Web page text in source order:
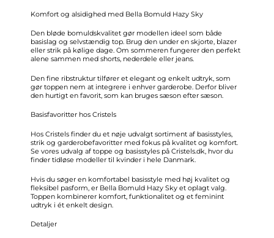
Komfort og alsidighed med Bella Bomuld Hazy Sky
Den bløde bomuldskvalitet gør modellen ideel som både
basislag og selvstændig top. Brug den under en skjorte, blazer
eller strik på kølige dage. Om sommeren fungerer den perfekt
alene sammen med shorts, nederdele eller jeans.
Den fine ribstruktur tilfører et elegant og enkelt udtryk, som
gør toppen nem at integrere i enhver garderobe. Derfor bliver
den hurtigt en favorit, som kan bruges sæson efter sæson.
Basisfavoritter hos Cristels
Hos Cristels finder du et nøje udvalgt sortiment af basisstyles,
strik og garderobefavoritter med fokus på kvalitet og komfort.
Se vores udvalg af toppe og basisstyles på Cristels.dk, hvor du
finder tidløse modeller til kvinder i hele Danmark.
Hvis du søger en komfortabel basisstyle med høj kvalitet og
fleksibel pasform, er Bella Bomuld Hazy Sky et oplagt valg.
Toppen kombinerer komfort, funktionalitet og et feminint
udtryk i ét enkelt design.
Detaljer